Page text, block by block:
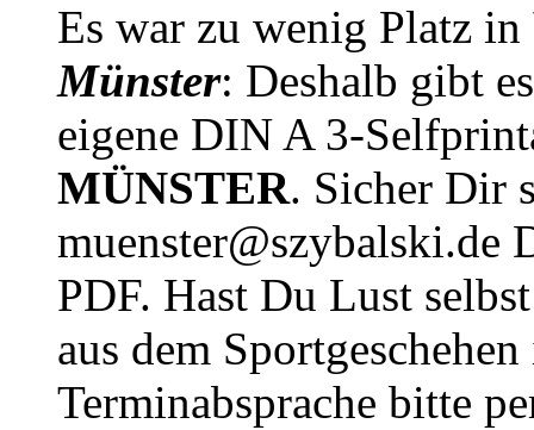
Es war zu wenig Platz in
Münster: Deshalb gibt
eigene DIN A 3-
MÜNSTER. Sicher Dir
muenster@szybalski.de
PDF. Hast Du Lust
aus dem
Terminabsprache bitte